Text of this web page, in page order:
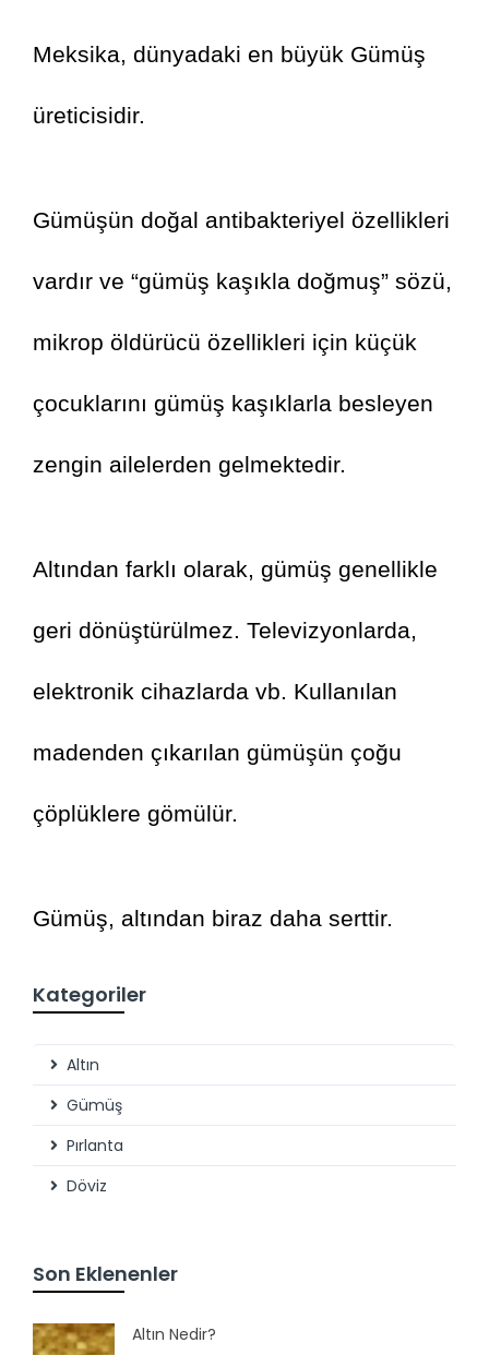
Meksika, dünyadaki en büyük Gümüş
üreticisidir.
Gümüşün doğal antibakteriyel özellikleri
vardır ve “gümüş kaşıkla doğmuş” sözü,
mikrop öldürücü özellikleri için küçük
çocuklarını gümüş kaşıklarla besleyen
zengin ailelerden gelmektedir.
Altından farklı olarak, gümüş genellikle
geri dönüştürülmez. Televizyonlarda,
elektronik cihazlarda vb. Kullanılan
madenden çıkarılan gümüşün çoğu
çöplüklere gömülür.
Gümüş, altından biraz daha serttir.
Kategoriler
Altın
Gümüş
Pırlanta
Döviz
Son Eklenenler
Altın Nedir?